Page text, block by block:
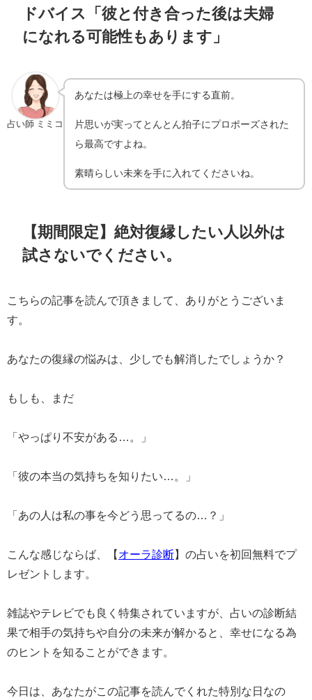
ドバイス「彼と付き合った後は夫婦
になれる可能性もあります」
占い師 ミミコ
あなたは極上の幸せを手にする直前。
片思いが実ってとんとん拍子にプロポーズされた
ら最高ですよね。
素晴らしい未来を手に入れてくださいね。
【期間限定】絶対復縁したい人以外は
試さないでください。
こちらの記事を読んで頂きまして、ありがとうございま
す。
あなたの復縁の悩みは、少しでも解消したでしょうか？
もしも、まだ
「やっぱり不安がある…。」
「彼の本当の気持ちを知りたい…。」
「あの人は私の事を今どう思ってるの…？」
こんな感じならば、【 オーラ診断】の占いを初回無料でプ
レゼントします。
雑誌やテレビでも良く特集されていますが、占いの診断結
果で相手の気持ちや自分の未来が解かると、幸せになる為
のヒントを知ることができます。
今日は、あなたがこの記事を読んでくれた特別な日なの